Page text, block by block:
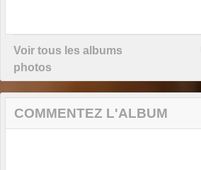
Voir tous les albums
photos
COMMENTEZ L'ALBUM